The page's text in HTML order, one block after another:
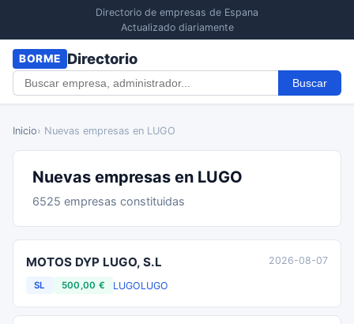
Directorio de empresas de Espana
Actualizado diariamente
BORME Directorio
Buscar
Inicio› Nuevas empresas en LUGO
Nuevas empresas en LUGO
6525 empresas constituidas
MOTOS DYP LUGO, S.L
SL 500,00 € LUGOLUGO
2026-08-07